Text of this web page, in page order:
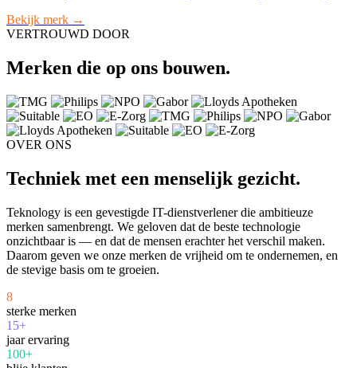
Bekijk merk →
VERTROUWD DOOR
Merken die op ons bouwen.
OVER ONS
Techniek met een menselijk gezicht.
Teknology is een gevestigde IT-dienstverlener die ambitieuze
merken samenbrengt. We geloven dat de beste technologie
onzichtbaar is — en dat de mensen erachter het verschil maken.
Daarom geven we onze merken de vrijheid om te ondernemen, en
de stevige basis om te groeien.
8
sterke merken
15+
jaar ervaring
100+